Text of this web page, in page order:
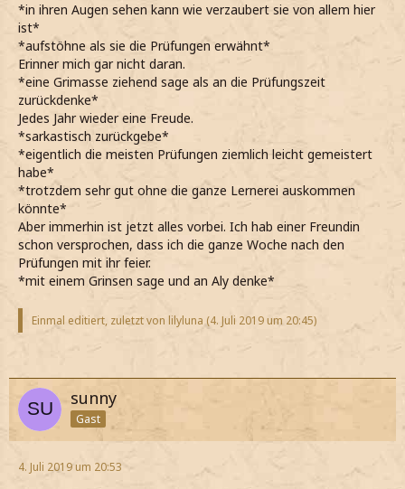
*in ihren Augen sehen kann wie verzaubert sie von allem hier
ist*
*aufstöhne als sie die Prüfungen erwähnt*
Erinner mich gar nicht daran.
*eine Grimasse ziehend sage als an die Prüfungszeit
zurückdenke*
Jedes Jahr wieder eine Freude.
*sarkastisch zurückgebe*
*eigentlich die meisten Prüfungen ziemlich leicht gemeistert
habe*
*trotzdem sehr gut ohne die ganze Lernerei auskommen
könnte*
Aber immerhin ist jetzt alles vorbei. Ich hab einer Freundin
schon versprochen, dass ich die ganze Woche nach den
Prüfungen mit ihr feier.
*mit einem Grinsen sage und an Aly denke*
Einmal editiert, zuletzt von lilyluna (4. Juli 2019 um 20:45)
sunny
Gast
4. Juli 2019 um 20:53